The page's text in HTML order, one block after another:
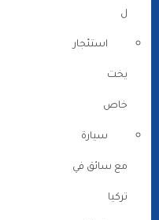
ل
استئجار
يخت
خاص
سيارة
مع سائق في
تركيا